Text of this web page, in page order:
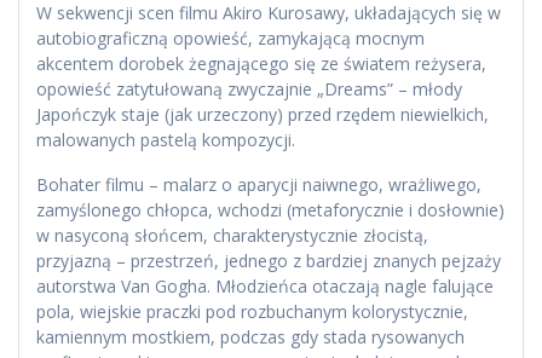
W sekwencji scen filmu Akiro Kurosawy, układających się w
autobiograficzną opowieść, zamykającą mocnym
akcentem dorobek żegnającego się ze światem reżysera,
opowieść zatytułowaną zwyczajnie „Dreams” – młody
Japończyk staje (jak urzeczony) przed rzędem niewielkich,
malowanych pastelą kompozycji.
Bohater filmu – malarz o aparycji naiwnego, wrażliwego,
zamyślonego chłopca, wchodzi (metaforycznie i dosłownie)
w nasyconą słońcem, charakterystycznie złocistą,
przyjazną – przestrzeń, jednego z bardziej znanych pejzaży
autorstwa Van Gogha. Młodzieńca otaczają nagle falujące
pola, wiejskie praczki pod rozbuchanym kolorystycznie,
kamiennym mostkiem, podczas gdy stada rysowanych